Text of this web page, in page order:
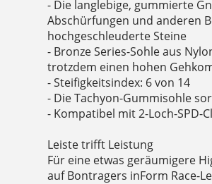
- Die langlebige, gummierte
Abschürfungen und anderen
hochgeschleuderte Steine
- Bronze Series-Sohle aus
trotzdem einen hohen
- Steifigkeitsindex: 6 von 14
- Die Tachyon-Gummisohle
- Kompatibel mit 2-Loch-SPD-
Leiste trifft Leistung
Für eine etwas geräumigere
auf Bontragers inForm Race-